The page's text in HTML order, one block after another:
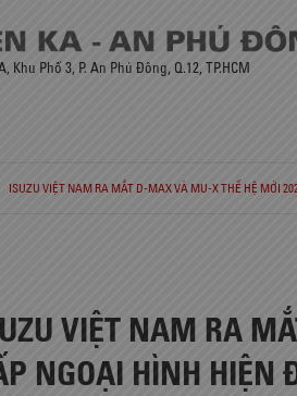
Khu Phố 3, P. An Phú Đông, Q.12, TP.HCM
ISUZU VIỆT NAM RA MẮT D-MAX VÀ MU-X THẾ HỆ MỚI
VIỆT NAM RA
NGOẠI HÌNH HIỆN